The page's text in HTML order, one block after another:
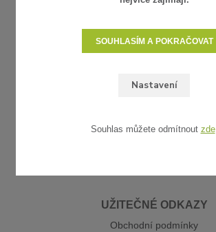
UŽITEČNÉ ODKAZY
Obchodní podmínky
Nastavení
SOUHLASÍM A POKRAČOVAT
Souhlas můžete odmítnout zde.